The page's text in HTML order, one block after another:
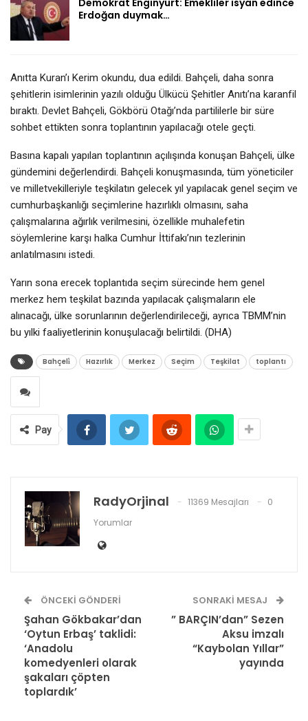
Erdoğan duymak…
Anıtta Kuran’ı Kerim okundu, dua edildi. Bahçeli, daha sonra
şehitlerin isimlerinin yazılı olduğu Ülkücü Şehitler Anıtı’na karanfil
bıraktı. Devlet Bahçeli, Gökbörü Otağı’nda partililerle bir süre
sohbet ettikten sonra toplantının yapılacağı otele geçti.
Basına kapalı yapılan toplantının açılışında konuşan Bahçeli, ülke
gündemini değerlendirdi. Bahçeli konuşmasında, tüm yöneticiler
ve milletvekilleriyle teşkilatın gelecek yıl yapılacak genel seçim ve
cumhurbaşkanlığı seçimlerine hazırlıklı olmasını, saha
çalışmalarına ağırlık verilmesini, özellikle muhalefetin
söylemlerine karşı halka Cumhur İttifakı’nın tezlerinin
anlatılmasını istedi.
Yarın sona erecek toplantıda seçim sürecinde hem genel
merkez hem teşkilat bazında yapılacak çalışmaların ele
alınacağı, ülke sorunlarının değerlendirileceği, ayrıca TBMM’nin
bu yılki faaliyetlerinin konuşulacağı belirtildi. (DHA)
Bahçeli̇ Hazırlık Merkez Seçim Teşkilat toplantı
Pay
RadyOrjinal 11369 Mesajları
0
Yorumlar
ÖNCEKI GÖNDERI
Şahan Gökbakar’dan
‘Oytun Erbaş’ taklidi:
‘Anadolu
komedyenleri olarak
şakaları çöpten
toplardık’
SONRAKI MESAJ
” BARÇIN’dan” Sezen
Aksu imzalı
“Kaybolan Yıllar”
yayında